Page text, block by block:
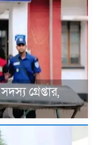
গ্রেপ্তার,